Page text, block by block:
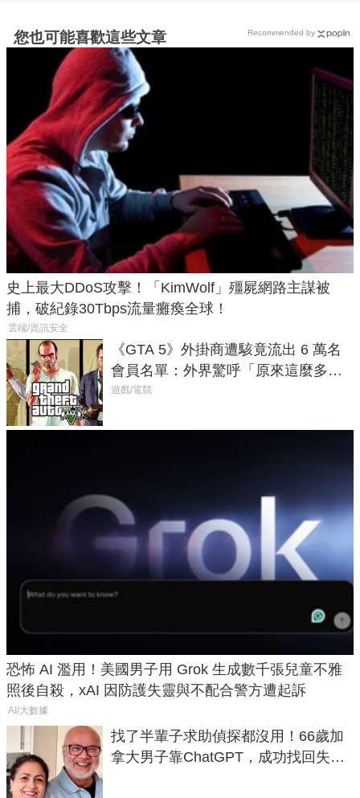
您也可能喜歡這些文章
史上最大DDoS攻擊！「KimWolf」殭屍網路主謀被
捕，破紀錄30Tbps流量癱瘓全球！
雲端/資訊安全
《GTA 5》外掛商遭駭竟流出 6 萬名
會員名單：外界驚呼「原來這麼多人
在開掛！」
遊戲/電競
恐怖 AI 濫用！美國男子用 Grok 生成數千張兒童不雅
照後自殺，xAI 因防護失靈與不配合警方遭起訴
AI/大數據
找了半輩子求助偵探都沒用！66歲加
拿大男子靠ChatGPT，成功找回失散
Recommended by